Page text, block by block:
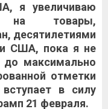
я увеличиваю
на товары,
десятилетиями
США, пока я не
максимально
отметки
в силу
21 февраля.